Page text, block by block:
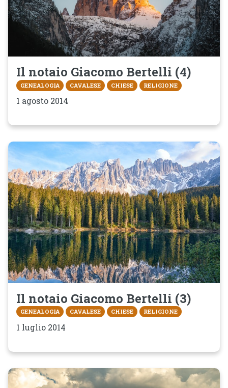
Il notaio Giacomo Bertelli (4)
GENEALOGIA CAVALESE CHIESE RELIGIONE
1 agosto 2014
Il notaio Giacomo Bertelli (3)
GENEALOGIA CAVALESE CHIESE RELIGIONE
1 luglio 2014